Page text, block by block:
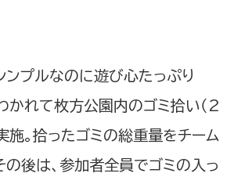
ンプルなのに遊び心たっぷり
かれて枚方公園内のゴミ拾い（2
施。拾ったゴミの総重量をチーム
の後は、参加者全員でゴミの入っ